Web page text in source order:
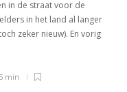
in de straat voor de
in het land al langer
zeker nieuw). En vorig
min